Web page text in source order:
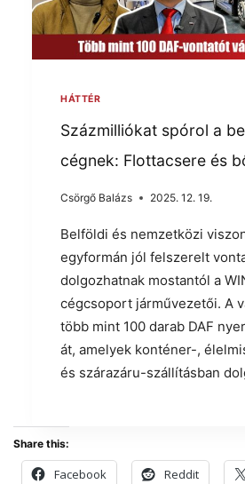
HÁTTÉR
Százmilliókat spórol a
cégnek: Flottacsere és
Csörgő Balázs 2025. 12. 19.
Belföldi és nemzetközi
egyformán jól felszerelt
dolgozhatnak mostantól a
cégcsoport járművezetői. A
több mint 100 darab DAF
át, amelyek konténer-,
és szárazáru-szállításban
Share this:
Facebook Reddit